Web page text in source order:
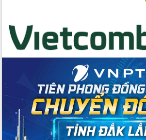
Phó Bí thư Tỉnh ủy Đắk Lắk Đỗ Hữu
Huy giữ chức Bí thư Đảng ủy Ủy Ban
Nhân dân tỉnh
Bệnh án điện tử thúc đẩy chuyển đổi
Chuyển đổi số thư viện: Mở rộng
không gian tri thức trong thời đại số
Đánh giá, rút kinh nghiệm công tác tổ
chức diễn tập trước ngày bầu cử
Chương trình “Gặp gỡ hữu nghị –
Friendship Meeting New Year 2026”